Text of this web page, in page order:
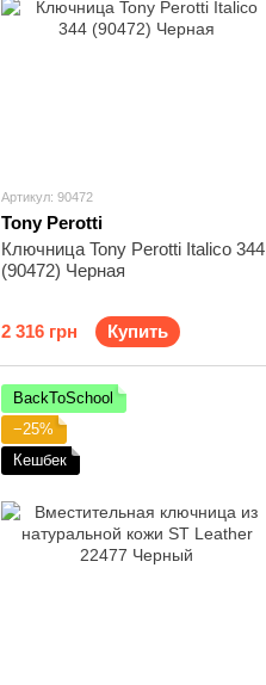
Артикул: 90472
Tony Perotti
Ключница Tony Perotti Italico 344
(90472) Черная
2 316 грн Купить
BackToSchool
−25%
Кешбек